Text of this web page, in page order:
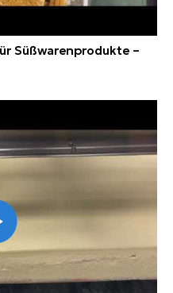
Süßwarenprodukte –